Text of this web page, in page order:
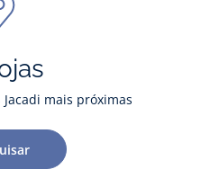
mais próximas